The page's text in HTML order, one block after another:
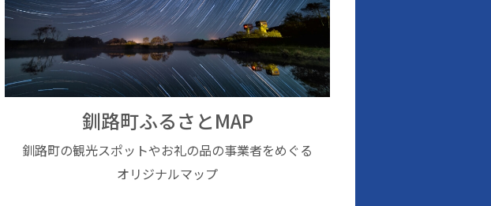
釧路町ふるさとMAP
釧路町の観光スポットやお礼の品の事業者をめぐる
オリジナルマップ